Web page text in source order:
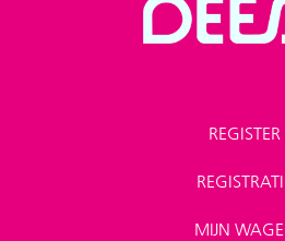
REGISTER
MIJN